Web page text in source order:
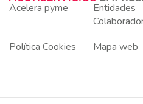
Acelera pyme
Entidades
Política Cookies
Mapa web